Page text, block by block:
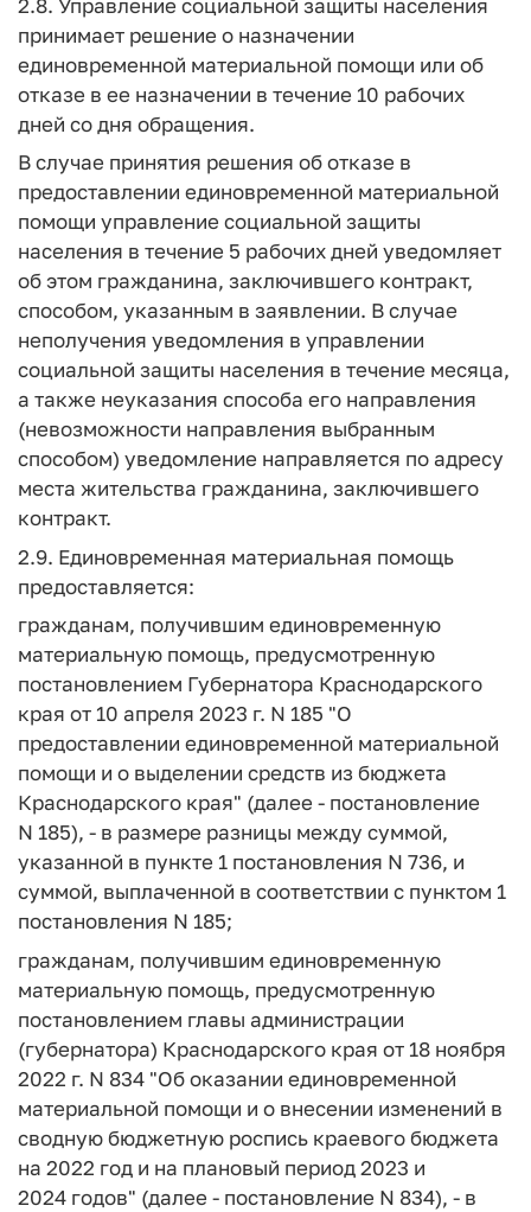
принимает решение о назначении
единовременной материальной помощи или об
отказе в ее назначении в течение 10 рабочих
дней со дня обращения.
В случае принятия решения об отказе в
предоставлении единовременной материальной
помощи управление социальной защиты
населения в течение 5 рабочих дней уведомляет
об этом гражданина, заключившего контракт,
способом, указанным в заявлении. В случае
неполучения уведомления в управлении
социальной защиты населения в течение месяца,
а также неуказания способа его направления
(невозможности направления выбранным
способом) уведомление направляется по адресу
места жительства гражданина, заключившего
контракт.
2.9. Единовременная материальная помощь
предоставляется:
гражданам, получившим единовременную
материальную помощь, предусмотренную
постановлением Губернатора Краснодарского
края от 10 апреля 2023 г. N 185 "О
предоставлении единовременной материальной
помощи и о выделении средств из бюджета
Краснодарского края" (далее - постановление
N 185), - в размере разницы между суммой,
указанной в пункте 1 постановления N 736, и
суммой, выплаченной в соответствии с пунктом 1
постановления N 185;
гражданам, получившим единовременную
материальную помощь, предусмотренную
постановлением главы администрации
(губернатора) Краснодарского края от 18 ноября
2022 г. N 834 "Об оказании единовременной
материальной помощи и о внесении изменений в
сводную бюджетную роспись краевого бюджета
на 2022 год и на плановый период 2023 и
2024 годов" (далее - постановление N 834), - в